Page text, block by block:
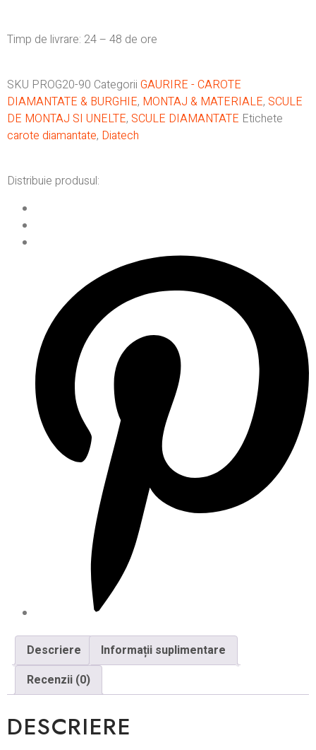
Timp de livrare: 24 – 48 de ore
SKU PROG20-90 Categorii GAURIRE - CAROTE
DIAMANTATE & BURGHIE, MONTAJ & MATERIALE, SCULE
DE MONTAJ SI UNELTE, SCULE DIAMANTATE Etichete
carote diamantate, Diatech
Distribuie produsul:
Descriere
Informații suplimentare
Recenzii (0)
DESCRIERE